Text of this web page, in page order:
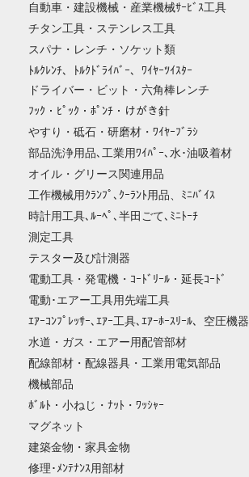
自動車・建設機械・産業機械ｻｰﾋﾞｽ工具
チタン工具・ステンレス工具
スパナ・レンチ・ソケット類
ﾄﾙｸﾚﾝﾁ、ﾄﾙｸﾄﾞﾗｲﾊﾞｰ、ﾜｲﾔｰﾂｲｽﾀｰ
ドライバー・ビット・六角棒レンチ
ﾌｯｸ・ﾋﾟｯｸ・ﾎﾟﾝﾁ・けがき針
やすり・砥石・研磨材・ﾜｲﾔｰﾌﾞﾗｼ
部品洗浄用品､工業用ﾜｲﾊﾟｰ､水･油吸着材
オイル・グリース関連用品
工作機械用ｸﾗﾝﾌﾟ､ｸｰﾗﾝﾄ用品、ﾐﾆﾊﾞｲｽ
時計用工具､ﾙｰﾍﾟ､半田ごて､ﾐﾆﾄｰﾁ
測定工具
テスター及び計測器
電動工具・発電機・ｺｰﾄﾞﾘｰﾙ・延長ｺｰﾄﾞ
電動･エアー工具用先端工具
ｴｱｰｺﾝﾌﾟﾚｯｻｰ､ｴｱｰ工具､ｴｱｰﾎｰｽﾘｰﾙ、空圧機器
水道・ガス・エアー用配管部材
配線部材・配線器具・工業用電気部品
機械部品
ﾎﾞﾙﾄ・小ねじ・ﾅｯﾄ・ﾜｯｼｬｰ
マグネット
建築金物・家具金物
修理･ﾒﾝﾃﾅﾝｽ用部材